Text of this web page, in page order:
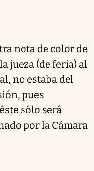
nota de color de
jueza (de feria) al
no estaba del
pues
sólo será
por la Cámara